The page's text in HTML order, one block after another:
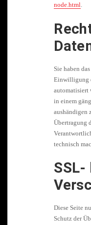
node.html.
Sie haben
Einwilligung
automatisiert
in einem
aushändigen
Übertragung
technisch
SSL-
Diese Seite
Schutz der